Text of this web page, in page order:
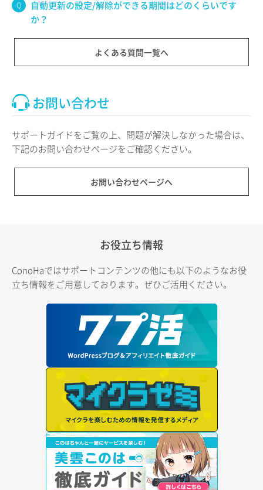
自動更新の設定/解除ができる期間はどのくらいです
か？
よくある質問一覧へ
お問い合わせ
サポートガイドをご覧の上、問題が解決しなかった場合は、
下記のお問い合わせページをご確認ください。
お問い合わせページへ
お役立ち情報
ConoHaではサポートコンテンツの他にも以下のようなお役
立ち情報をご用意しております。ぜひご活用ください。